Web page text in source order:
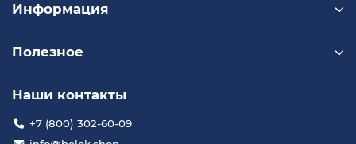
Информация
Полезное
Наши контакты
+7 (800) 302-60-09